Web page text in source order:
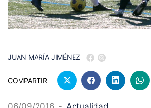
JUAN MARÍA JIMÉNEZ
COMPARTIR